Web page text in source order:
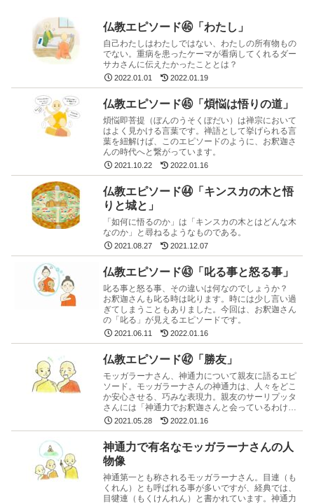
仏教エピソード㊻「わたし」
自己わたしはわたしではない、わたしの所有物もの
でない。重病を患ったケーマが看病してくれるダー
サカさんに伝えたかったこととは？
2022.01.01 2022.01.19
仏教エピソード㊺「煩悩は悟りの道」
煩悩即菩提（ぼんのうそくぼだい）は禅宗において
はよく見かける言葉です。禅語として挙げられる言
葉を紐解けば、このエピソードのように、お釈迦さ
んの時代へと繋がっています。
2021.10.22 2022.01.16
仏教エピソード㊹「キンスカの木と悟
りと城と」
「如何に悟るのか」は「キンスカの木とはどんな木
なのか」と尋ねるようなものである。
2021.08.27 2021.12.07
仏教エピソード㊸「叱る事と怒る事」
叱る事と怒る事、その違いは何なのでしょうか？
お釈迦さんも叱る時は叱ります。時には少し言い過
ぎてしまうこともありました。今回は、お釈迦さん
の「叱る」が見えるエピソードです。
2021.06.11 2022.01.16
仏教エピソード㊷「勝友」
モッガラーナさん、神通力について親友に語るエピ
ソード。モッガラーナさんの神通力は、人々をどこ
か安心させる、巧みな表現力。親友のサーリプッタ
さんには「神通力でお釈迦さんと会っているわけで
はない」と語っています。
2021.05.28 2022.01.16
神通力で有名なモッガラーナさんの人
物像
神通第一とも称されるモッガラーナさん。目連（も
くれん）とも呼ばれる事が多いですが、経典では、
目犍連（もくけんれん）と書かれています。神通力